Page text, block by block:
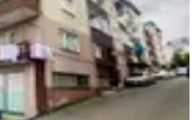
Keriman Setareh